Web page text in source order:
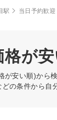
駅 当日予約歓迎
が
が安い順)から
の条件から自